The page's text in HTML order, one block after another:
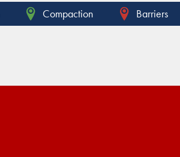
Compaction Barriers